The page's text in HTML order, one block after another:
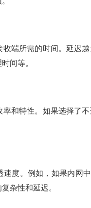
端所需的时间。延迟
间等。
和特性。如果选择了
速度。例如，如果内网
杂性和延迟。